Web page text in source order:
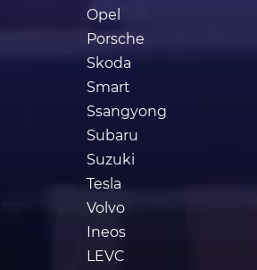
Opel
Porsche
Skoda
Smart
Ssangyong
Subaru
Suzuki
Tesla
Volvo
Ineos
LEVC